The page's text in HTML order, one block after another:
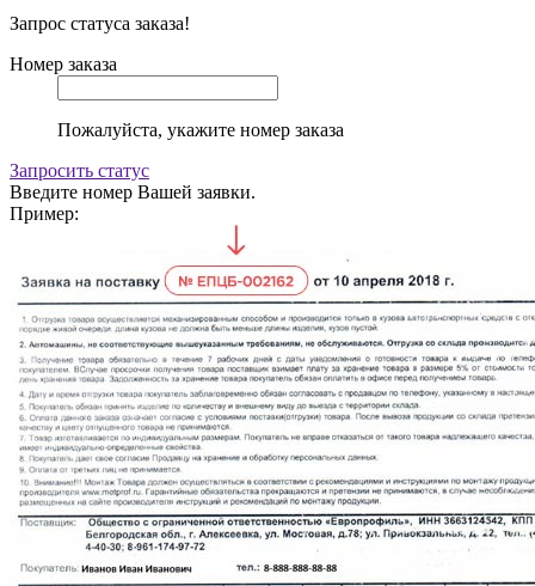
Запрос статуса заказа!
Номер заказа
Пожалуйста, укажите номер заказа
Запросить статус
Введите номер Вашей заявки.
Пример: